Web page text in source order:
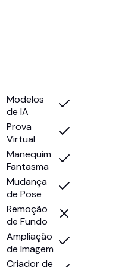
Modelos
de IA
Prova
Virtual
Manequim
Fantasma
Mudança
de Pose
Remoção
de Fundo
Ampliação
de Imagem
Criador de